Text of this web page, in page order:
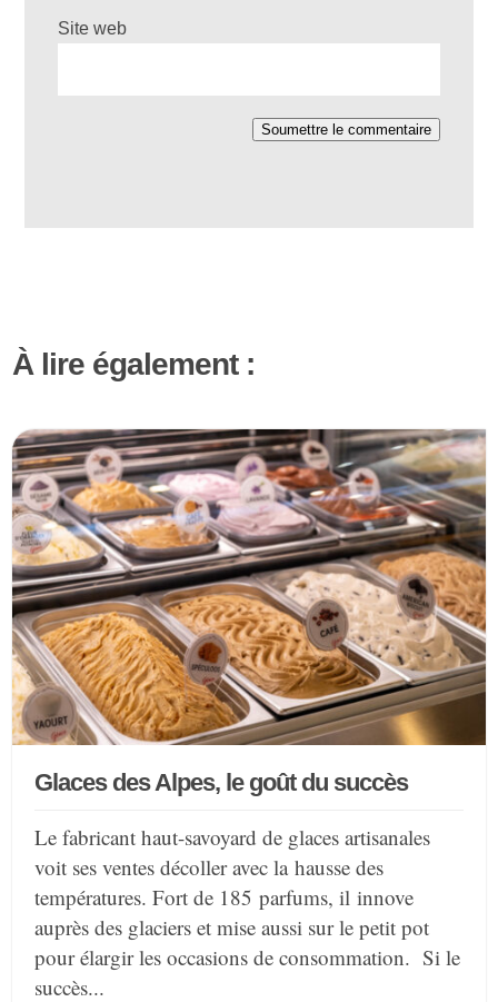
Site web
Soumettre le commentaire
À lire également :
Glaces des Alpes, le goût du succès
Le fabricant haut-savoyard de glaces artisanales
voit ses ventes décoller avec la hausse des
températures. Fort de 185 parfums, il innove
auprès des glaciers et mise aussi sur le petit pot
pour élargir les occasions de consommation. Si le
succès...